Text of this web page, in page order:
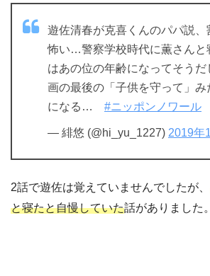
遊佐清春が克喜くんのパパ説
怖い…警察学校時代に薫さんと
はあの位の年齢になってそうだ
画の最後の「子供を守って」
になる… #ニッポンノワール
— 緋悠 (@hi_yu_1227) 2019年
2話で遊佐は覚えていませんでしたが、
と寝たと自慢していた話がありました。